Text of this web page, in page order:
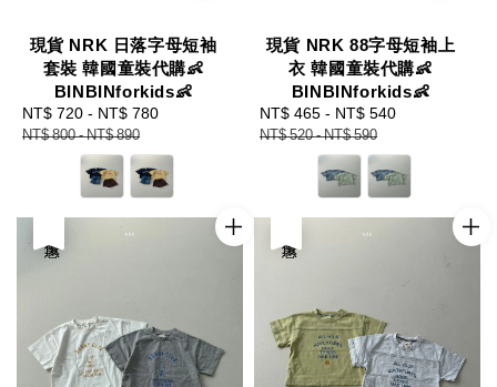
現貨 NRK 日落字母短袖
套裝 韓國童裝代購👶
BINBINforkids👶
Sale
price
NT$ 720 - NT$ 780
NT$ 800-NT$ 890
現貨 NRK 88字母短袖上
衣 韓國童裝代購👶
BINBINforkids👶
Sale
price
NT$ 465 - NT$ 540
NT$ 520-NT$ 590